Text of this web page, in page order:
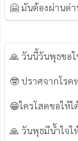
🤗 มันต้องผ่านด่
🙏 วันนี้วันพุธขอ
🤓 ปราศจากโร
😁ใครโสดขอให้
🙏 วันพุธมีน้ำใจ